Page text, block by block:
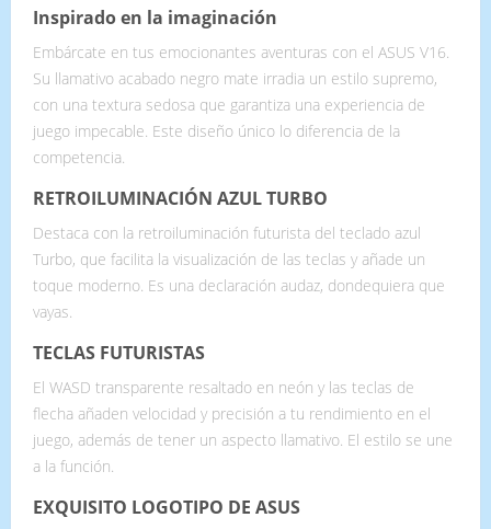
Inspirado en la imaginación
Embárcate en tus emocionantes aventuras con el ASUS V16.
Su llamativo acabado negro mate irradia un estilo supremo,
con una textura sedosa que garantiza una experiencia de
juego impecable. Este diseño único lo diferencia de la
competencia.
RETROILUMINACIÓN AZUL TURBO
Destaca con la retroiluminación futurista del teclado azul
Turbo, que facilita la visualización de las teclas y añade un
toque moderno. Es una declaración audaz, dondequiera que
vayas.
TECLAS FUTURISTAS
El WASD transparente resaltado en neón y las teclas de
flecha añaden velocidad y precisión a tu rendimiento en el
juego, además de tener un aspecto llamativo. El estilo se une
a la función.
EXQUISITO LOGOTIPO DE ASUS